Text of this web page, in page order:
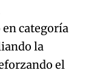
en categoría
la
el